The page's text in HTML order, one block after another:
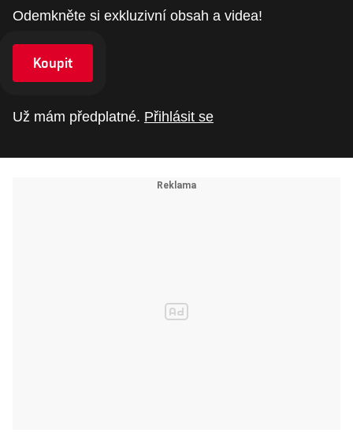
Odemkněte si exkluzivní obsah a videa!
Koupit
Už mám předplatné. Přihlásit se